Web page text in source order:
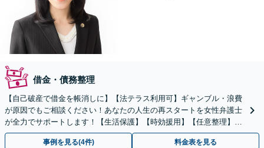
借金・債務整理
【自己破産で借金を帳消しに】【法テラス利用可】ギャンブル・浪費
が原因でもご相談ください！あなたの人生の再スタートを女性弁護士
が全力でサポートします！【生活保護】【時効援用】【任意整理】
【個人再生】
事例を見る(4件) 料金表を見る